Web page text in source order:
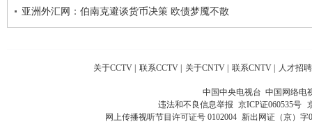
亚洲外汇网：伯南克避谈货币决策 欧债梦魇不散
关于CCTV | 联系CCTV | 关于CNTV | 联系CNTV | 人才招聘
中国中央电视台 中国网络电
违法和不良信息举报 京ICP证060535号
网上传播视听节目许可证号 0102004 新出网证（京）